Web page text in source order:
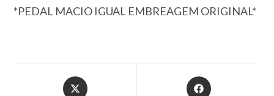
*PEDAL MACIO IGUAL EMBREAGEM ORIGINAL*